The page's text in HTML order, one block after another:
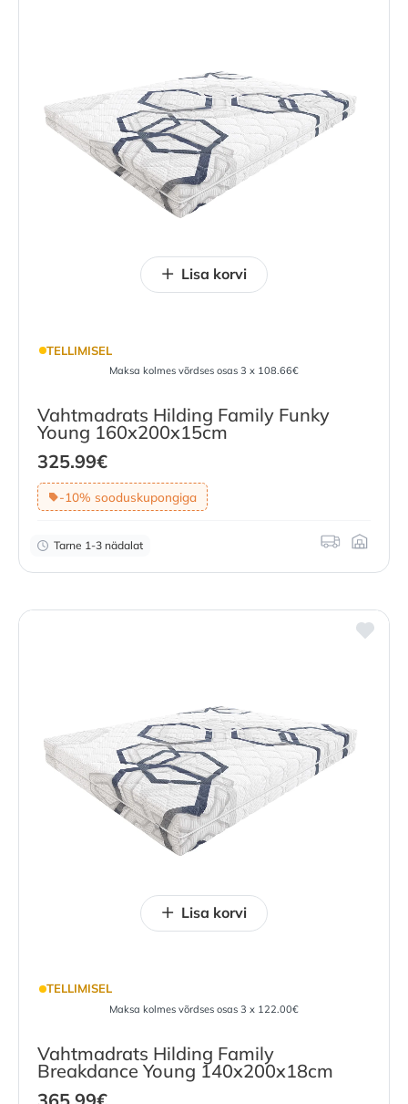
TELLIMISEL
Maksa kolmes võrdses osas 3 x 108.66€
Vahtmadrats Hilding Family Funky
Young 160x200x15cm
325.99€
-10% sooduskupongiga
Tarne 1-3 nädalat
Lisa korvi
TELLIMISEL
Maksa kolmes võrdses osas 3 x 122.00€
Vahtmadrats Hilding Family
Breakdance Young 140x200x18cm
Lisa korvi